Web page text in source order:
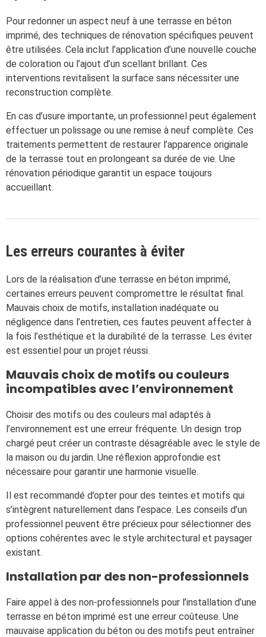
Pour redonner un aspect neuf à une terrasse en béton
imprimé, des techniques de rénovation spécifiques peuvent
être utilisées. Cela inclut l’application d’une nouvelle couche
de coloration ou l’ajout d’un scellant brillant. Ces
interventions revitalisent la surface sans nécessiter une
reconstruction complète.
En cas d’usure importante, un professionnel peut également
effectuer un polissage ou une remise à neuf complète. Ces
traitements permettent de restaurer l’apparence originale
de la terrasse tout en prolongeant sa durée de vie. Une
rénovation périodique garantit un espace toujours
accueillant.
Les erreurs courantes à éviter
Lors de la réalisation d’une terrasse en béton imprimé,
certaines erreurs peuvent compromettre le résultat final.
Mauvais choix de motifs, installation inadéquate ou
négligence dans l’entretien, ces fautes peuvent affecter à
la fois l’esthétique et la durabilité de la terrasse. Les éviter
est essentiel pour un projet réussi.
Mauvais choix de motifs ou couleurs
incompatibles avec l’environnement
Choisir des motifs ou des couleurs mal adaptés à
l’environnement est une erreur fréquente. Un design trop
chargé peut créer un contraste désagréable avec le style de
la maison ou du jardin. Une réflexion approfondie est
nécessaire pour garantir une harmonie visuelle.
Il est recommandé d’opter pour des teintes et motifs qui
s’intègrent naturellement dans l’espace. Les conseils d’un
professionnel peuvent être précieux pour sélectionner des
options cohérentes avec le style architectural et paysager
existant.
Installation par des non-professionnels
Faire appel à des non-professionnels pour l’installation d’une
terrasse en béton imprimé est une erreur coûteuse. Une
mauvaise application du béton ou des motifs peut entraîner